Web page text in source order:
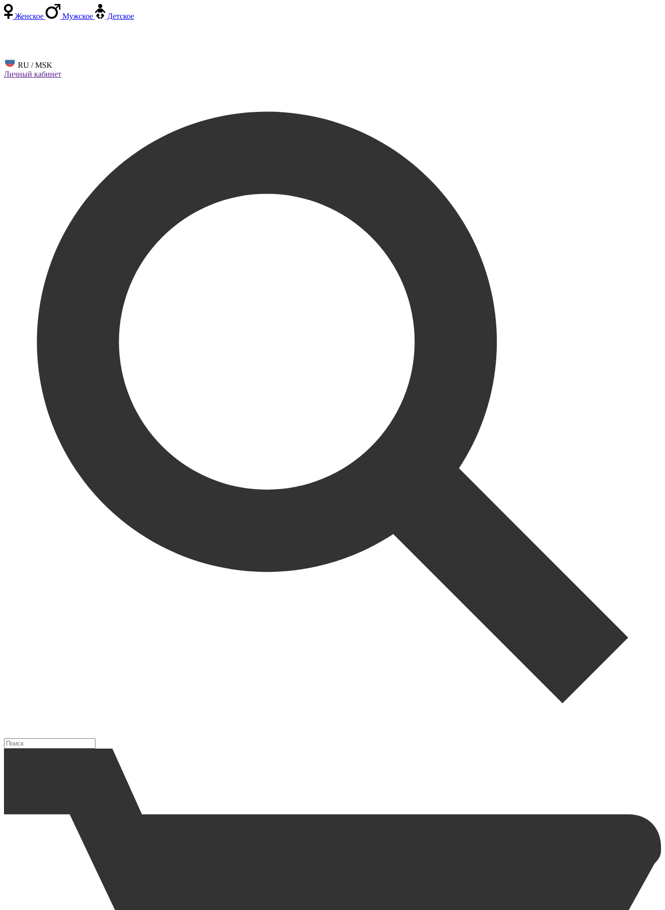
Женское Мужское Детское
RU / MSK
Личный кабинет